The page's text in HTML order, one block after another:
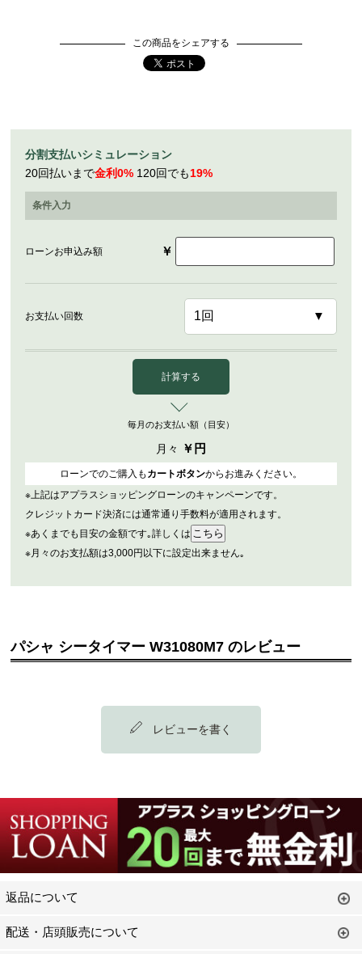
この商品をシェアする
分割支払いシミュレーション
20回払いまで金利0% 120回でも19%
条件入力
ローンお申込み額 ￥
お支払い回数
計算する
毎月のお支払い額（目安）
月々 ￥ 円
ローンでのご購入も カートボタンからお進みください。
※上記はアプラスショッピングローンのキャンペーンです。
クレジットカード決済には通常通り手数料が適用されます。
※あくまでも目安の金額です｡詳しくは
※月々のお支払額は3,000円以下に設定出来ません｡
パシャ シータイマー W31080M7 のレビュー
レビューを書く
返品について
配送・店頭販売について